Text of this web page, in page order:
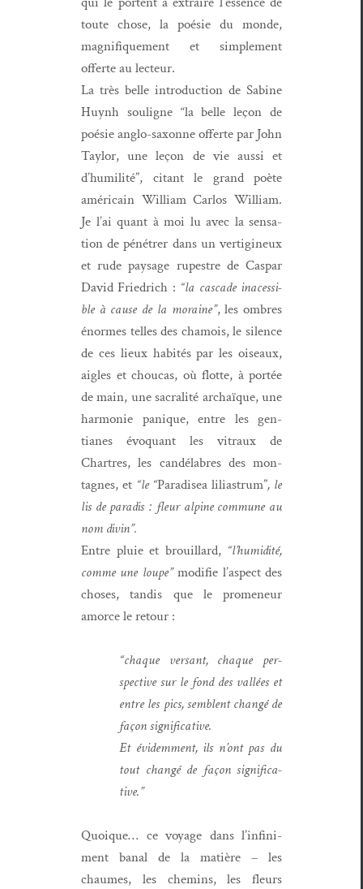
toute chose, la poésie du monde,
mag­nifique­ment et sim­ple­ment
offerte au lecteur.
La très belle intro­duc­tion de Sabine
Huynh souligne “la belle leçon de
poésie anglo-sax­onne offerte par John
Tay­lor, une leçon de vie aus­si et
d’hu­mil­ité”, citant le grand poète
améri­cain William Car­los William.
Je l’ai quant à moi lu avec la sen­sa­
tion de pénétr­er dans un ver­tig­ineux
et rude paysage rupestre de Cas­par
David Friedrich : “la cas­cade ina­ces­si­
ble à cause de la moraine”, les ombres
énormes telles des chamois, le silence
de ces lieux habités par les oiseaux,
aigles et chou­cas, où flotte, à portée
de main, une sacral­ité archaïque, une
har­monie panique, entre les gen­
tianes évo­quant les vit­raux de
Chartres, les can­délabres des mon­
tagnes, et “le “Par­adis­ea lil­ias­trum”, le
lis de par­adis : fleur alpine com­mune au
nom divin”.
Entre pluie et brouil­lard, “l’hu­mid­ité,
comme une loupe”mod­i­fie l’aspect des
choses, tan­dis que le promeneur
amorce le retour :
“chaque ver­sant, chaque per­
spec­tive sur le fond des val­lées et
entre les pics, sem­blent changé de
façon significative.
Et évidem­ment, ils n’ont pas du
tout changé de façon sig­ni­fica­
tive.”
Quoique… ce voy­age dans l’in­fin­i­
ment banal de la matière – les
chaumes, les chemins, les fleurs